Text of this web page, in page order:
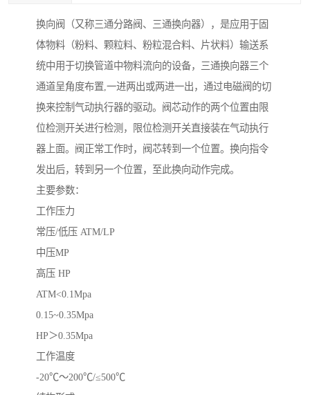
换向阀（又称三通分路阀、三通换向器），是应用于固
体物料（粉料、颗粒料、粉粒混合料、片状料）输送系
统中用于切换管道中物料流向的设备，三通换向器三个
通道呈角度布置,一进两出或两进一出，通过电磁阀的切
换来控制气动执行器的驱动。阀芯动作的两个位置由限
位检测开关进行检测，限位检测开关直接装在气动执行
器上面。阀正常工作时，阀芯转到一个位置。换向指令
发出后，转到另一个位置，至此换向动作完成。
主要参数：
工作压力
常压/低压 ATM/LP
中压MP
高压 HP
ATM<0.1Mpa
0.15~0.35Mpa
HP＞0.35Mpa
工作温度
-20℃～200℃/≤500℃